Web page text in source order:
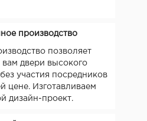
производство
позволяет
вам двери высокого
участия посредников
цене. Изготавливаем
дизайн-проект.